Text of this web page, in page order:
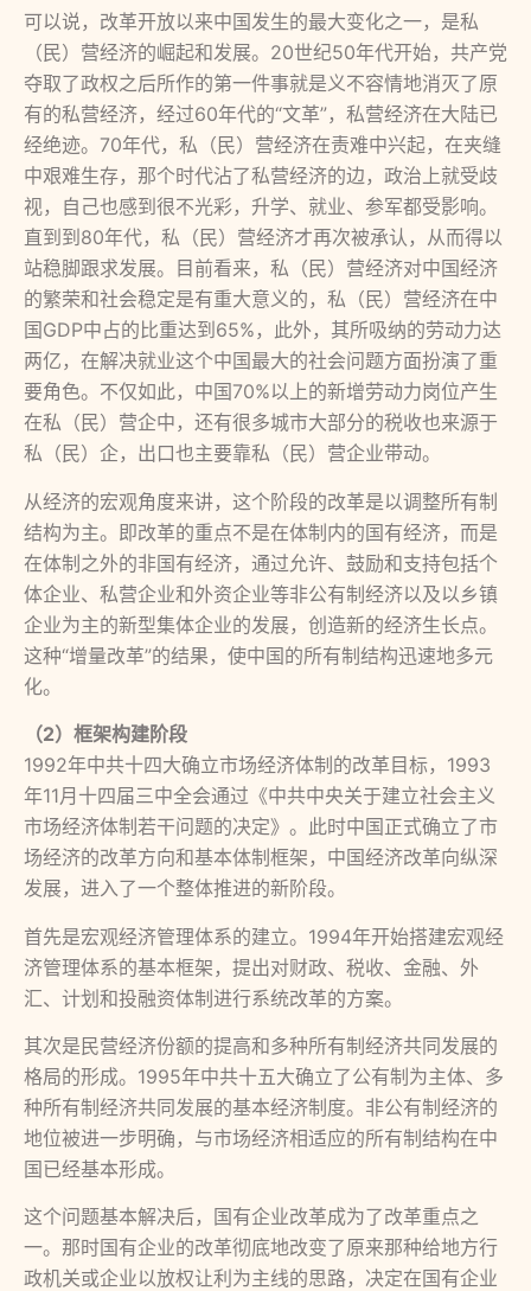
可以说，改革开放以来中国发生的最大变化之一，是私
（民）营经济的崛起和发展。20世纪50年代开始，共产党
夺取了政权之后所作的第一件事就是义不容情地消灭了原
有的私营经济，经过60年代的“文革”，私营经济在大陆已
经绝迹。70年代，私（民）营经济在责难中兴起，在夹缝
中艰难生存，那个时代沾了私营经济的边，政治上就受歧
视，自己也感到很不光彩，升学、就业、参军都受影响。
直到到80年代，私（民）营经济才再次被承认，从而得以
站稳脚跟求发展。目前看来，私（民）营经济对中国经济
的繁荣和社会稳定是有重大意义的，私（民）营经济在中
国GDP中占的比重达到65%，此外，其所吸纳的劳动力达
两亿，在解决就业这个中国最大的社会问题方面扮演了重
要角色。不仅如此，中国70%以上的新增劳动力岗位产生
在私（民）营企中，还有很多城市大部分的税收也来源于
私（民）企，出口也主要靠私（民）营企业带动。
从经济的宏观角度来讲，这个阶段的改革是以调整所有制
结构为主。即改革的重点不是在体制内的国有经济，而是
在体制之外的非国有经济，通过允许、鼓励和支持包括个
体企业、私营企业和外资企业等非公有制经济以及以乡镇
企业为主的新型集体企业的发展，创造新的经济生长点。
这种“增量改革”的结果，使中国的所有制结构迅速地多元
化。
（2）框架构建阶段
1992年中共十四大确立市场经济体制的改革目标，1993
年11月十四届三中全会通过《中共中央关于建立社会主义
市场经济体制若干问题的决定》。此时中国正式确立了市
场经济的改革方向和基本体制框架，中国经济改革向纵深
发展，进入了一个整体推进的新阶段。
首先是宏观经济管理体系的建立。1994年开始搭建宏观经
济管理体系的基本框架，提出对财政、税收、金融、外
汇、计划和投融资体制进行系统改革的方案。
其次是民营经济份额的提高和多种所有制经济共同发展的
格局的形成。1995年中共十五大确立了公有制为主体、多
种所有制经济共同发展的基本经济制度。非公有制经济的
地位被进一步明确，与市场经济相适应的所有制结构在中
国已经基本形成。
这个问题基本解决后，国有企业改革成为了改革重点之
一。那时国有企业的改革彻底地改变了原来那种给地方行
政机关或企业以放权让利为主线的思路，决定在国有企业